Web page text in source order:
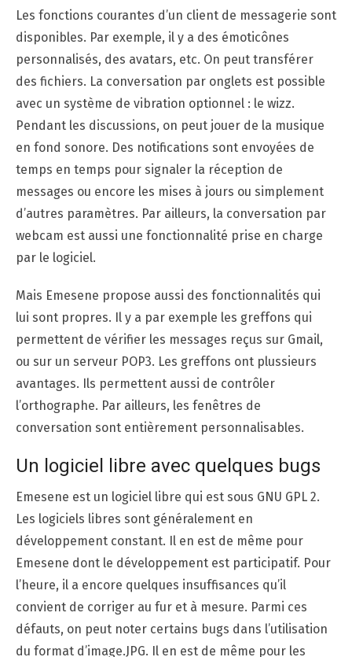
Les fonctions courantes d’un client de messagerie sont
disponibles. Par exemple, il y a des émoticônes
personnalisés, des avatars, etc. On peut transférer
des fichiers. La conversation par onglets est possible
avec un système de vibration optionnel : le wizz.
Pendant les discussions, on peut jouer de la musique
en fond sonore. Des notifications sont envoyées de
temps en temps pour signaler la réception de
messages ou encore les mises à jours ou simplement
d’autres paramètres. Par ailleurs, la conversation par
webcam est aussi une fonctionnalité prise en charge
par le logiciel.
Mais Emesene propose aussi des fonctionnalités qui
lui sont propres. Il y a par exemple les greffons qui
permettent de vérifier les messages reçus sur Gmail,
ou sur un serveur POP3. Les greffons ont plussieurs
avantages. Ils permettent aussi de contrôler
l’orthographe. Par ailleurs, les fenêtres de
conversation sont entièrement personnalisables.
Un logiciel libre avec quelques bugs
Emesene est un logiciel libre qui est sous GNU GPL 2.
Les logiciels libres sont généralement en
développement constant. Il en est de même pour
Emesene dont le développement est participatif. Pour
l’heure, il a encore quelques insuffisances qu’il
convient de corriger au fur et à mesure. Parmi ces
défauts, on peut noter certains bugs dans l’utilisation
du format d’image.JPG. Il en est de même pour les